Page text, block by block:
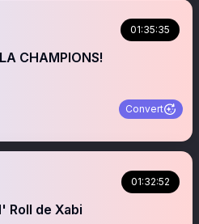
01:35:35
CHAMPIONS!
Convert
01:32:52
Roll de Xabi